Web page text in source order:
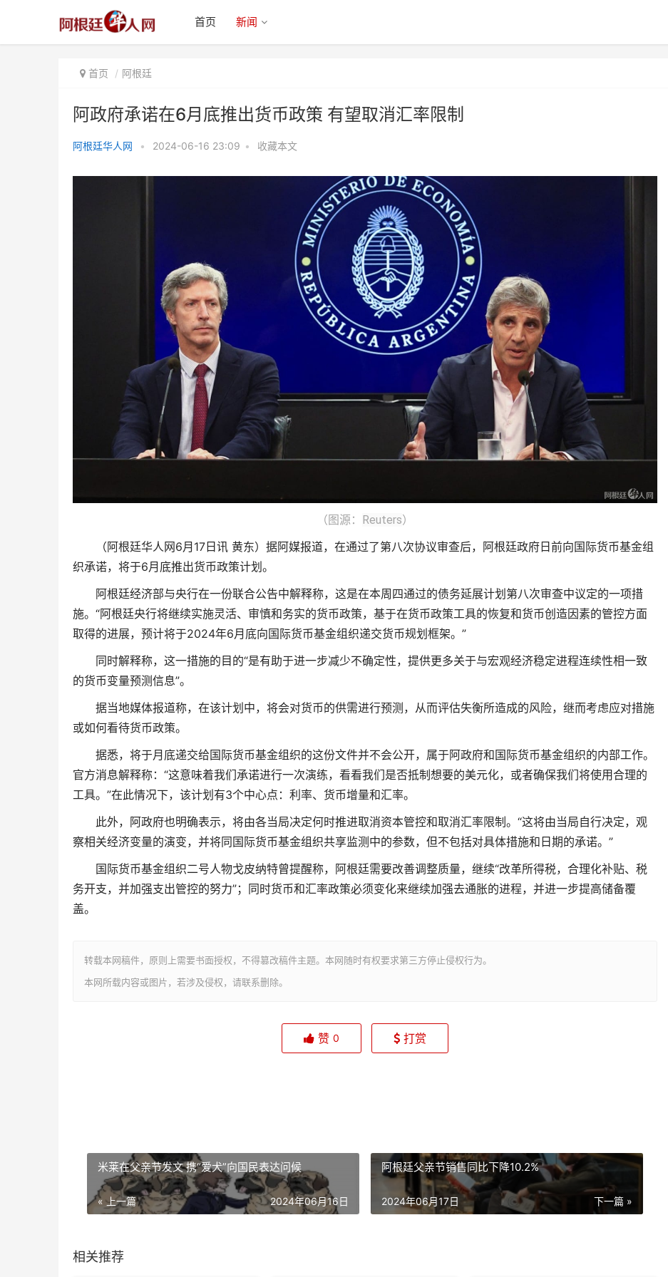
首页 新闻
首页 阿根廷
阿政府承诺在6月底推出货币政策 有望取消汇率限制
阿根廷华人网 • 2024-06-16 23:09 • 收藏本文
（图源： Reuters）
（阿根廷华人网6月17日讯 黄东）据阿媒报道，在通过了第八次协议审查后，阿根廷政府日前向国际货币基金组
织承诺，将于6月底推出货币政策计划。
阿根廷经济部与央行在一份联合公告中解释称，这是在本周四通过的债务延展计划第八次审查中议定的一项措
施。“阿根廷央行将继续实施灵活、审慎和务实的货币政策，基于在货币政策工具的恢复和货币创造因素的管控方面
取得的进展，预计将于2024年6月底向国际货币基金组织递交货币规划框架。”
同时解释称，这一措施的目的“是有助于进一步减少不确定性，提供更多关于与宏观经济稳定进程连续性相一致
的货币变量预测信息”。
据当地媒体报道称，在该计划中，将会对货币的供需进行预测，从而评估失衡所造成的风险，继而考虑应对措施
或如何看待货币政策。
据悉，将于月底递交给国际货币基金组织的这份文件并不会公开，属于阿政府和国际货币基金组织的内部工作。
官方消息解释称：“这意味着我们承诺进行一次演练，看看我们是否抵制想要的美元化，或者确保我们将使用合理的
工具。”在此情况下，该计划有3个中心点：利率、货币增量和汇率。
此外，阿政府也明确表示，将由各当局决定何时推进取消资本管控和取消汇率限制。“这将由当局自行决定，观
察相关经济变量的演变，并将同国际货币基金组织共享监测中的参数，但不包括对具体措施和日期的承诺。”
国际货币基金组织二号人物戈皮纳特曾提醒称，阿根廷需要改善调整质量，继续“改革所得税，合理化补贴、税
务开支，并加强支出管控的努力”；同时货币和汇率政策必须变化来继续加强去通胀的进程，并进一步提高储备覆
盖。
转载本网稿件，原则上需要书面授权，不得篡改稿件主题。本网随时有权要求第三方停止侵权行为。
本网所载内容或图片，若涉及侵权，请联系删除。
赞 0 打赏
米莱在父亲节发文 携“爱犬”向国民表达问候
« 上一篇 2024年06月16日
阿根廷父亲节销售同比下降10.2%
下一篇 »
2024年06月17日
相关推荐